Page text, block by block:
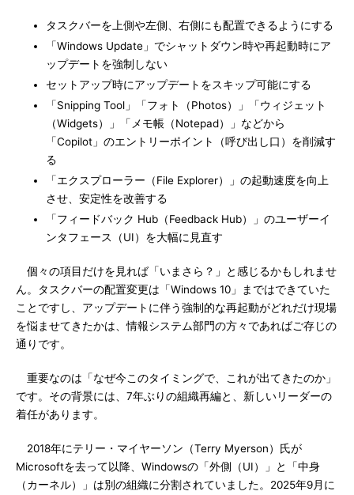
タスクバーを上側や左側、右側にも配置できるようにする
「Windows Update」でシャットダウン時や再起動時にア
ップデートを強制しない
セットアップ時にアップデートをスキップ可能にする
「Snipping Tool」「フォト（Photos）」「ウィジェット
（Widgets）」「メモ帳（Notepad）」などから
「Copilot」のエントリーポイント（呼び出し口）を削減す
る
「エクスプローラー（File Explorer）」の起動速度を向上
させ、安定性を改善する
「フィードバック Hub（Feedback Hub）」のユーザーイ
ンタフェース（UI）を大幅に見直す
個々の項目だけを見れば「いまさら？」と感じるかもしれませ
ん。タスクバーの配置変更は「Windows 10」まではできていた
ことですし、アップデートに伴う強制的な再起動がどれだけ現場
を悩ませてきたかは、情報システム部門の方々であればご存じの
通りです。
重要なのは「なぜ今このタイミングで、これが出てきたのか」
です。その背景には、7年ぶりの組織再編と、新しいリーダーの
着任があります。
2018年にテリー・マイヤーソン（Terry Myerson）氏が
Microsoftを去って以降、Windowsの「外側（UI）」と「中身
（カーネル）」は別の組織に分割されていました。2025年9月に